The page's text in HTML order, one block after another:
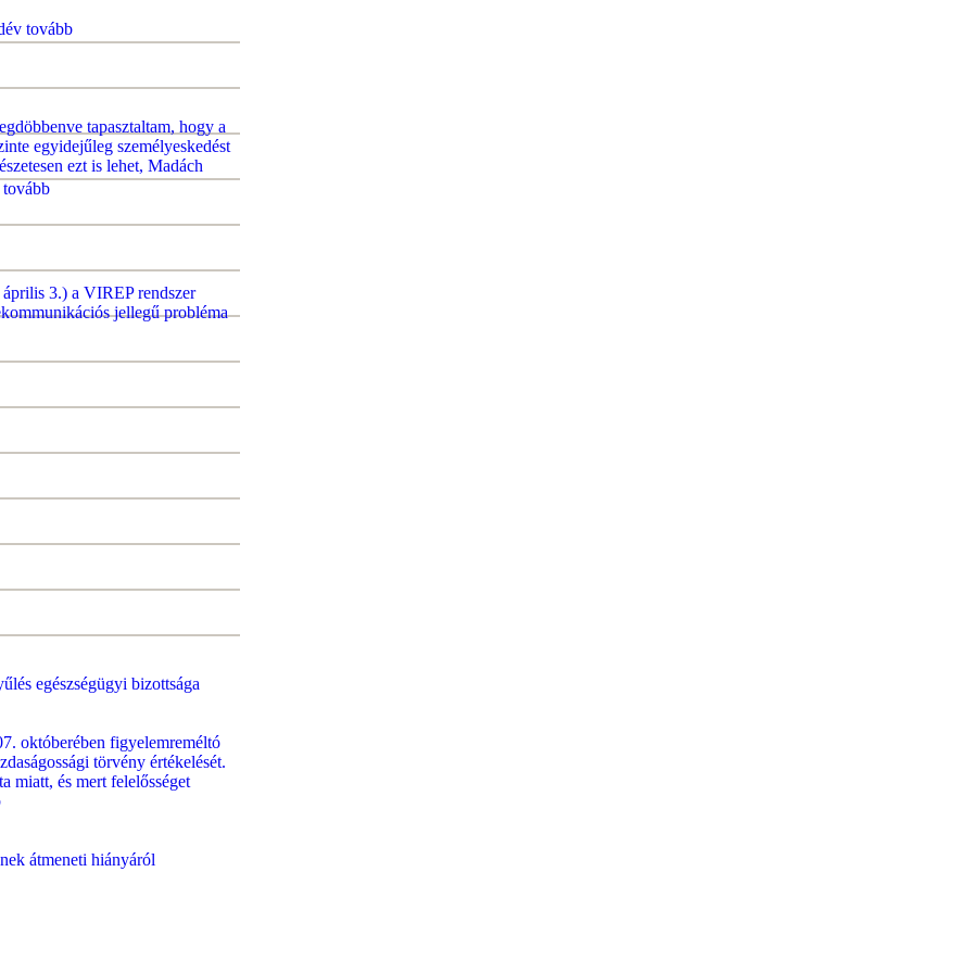
tovább
tapasztaltam, hogy a
egyidejűleg személyeskedést
ezt is lehet, Madách
tovább
3.) a VIREP rendszer
jellegű probléma
egészségügyi bizottsága
októberében figyelemreméltó
törvény értékelését.
miatt, és mert felelősséget
átmeneti hiányáról